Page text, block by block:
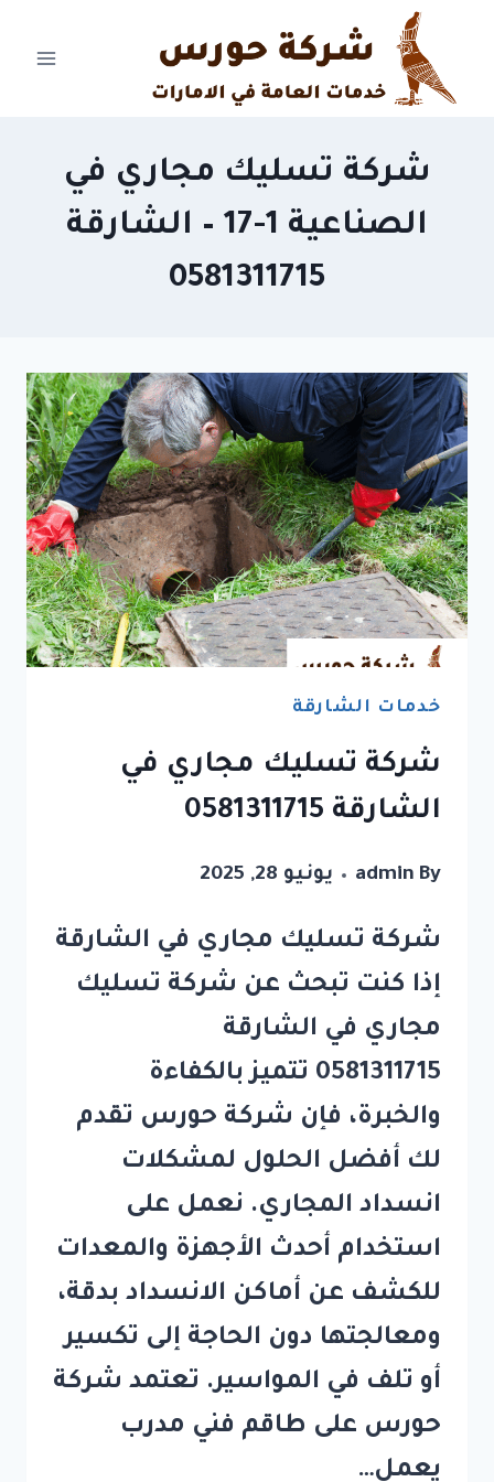
content
شركة تسليك مجاري في
الصناعية 1-17 – الشارقة
0581311715
خدمات الشارقة
شركة تسليك مجاري في
الشارقة 0581311715
By
admin يونيو 28, 2025
شركة تسليك مجاري في الشارقة
إذا كنت تبحث عن شركة تسليك
مجاري في الشارقة
0581311715 تتميز بالكفاءة
والخبرة، فإن شركة حورس تقدم
لك أفضل الحلول لمشكلات
انسداد المجاري. نعمل على
استخدام أحدث الأجهزة والمعدات
للكشف عن أماكن الانسداد بدقة،
ومعالجتها دون الحاجة إلى تكسير
أو تلف في المواسير. تعتمد شركة
حورس على طاقم فني مدرب
يعمل…